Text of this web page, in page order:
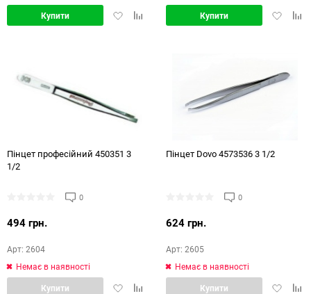
ДодатиДодати
Купити
Додати
Купити
Пінцет професійний 450351 3
1/2
0
494 грн.
Арт: 2604
Немає в наявності
ДодатиДодати
Купити
Пінцет Dovo 4573536 3 1/2
0
624 грн.
Арт: 2605
Немає в наявності
Додати
Купити